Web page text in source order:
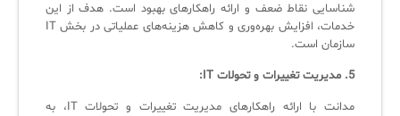
شناسایی نقاط ضعف و ارائه راهکارهای بهبود است. هدف از این
خدمات، افزایش بهره‌وری و کاهش هزینه‌های عملیاتی در بخش IT
سازمان است.
5. مدیریت تغییرات و تحولات IT:
مدانت با ارائه راهکارهای مدیریت تغییرات و تحولات IT، به